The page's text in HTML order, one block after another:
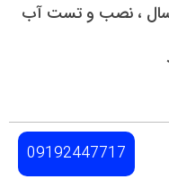
، نصب و تست آب
09192447717